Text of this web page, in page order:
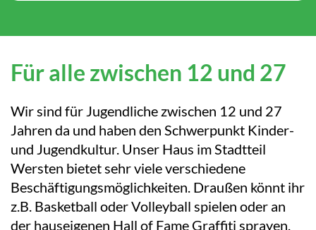
Für alle zwischen 12 und 27
Wir sind für Jugendliche zwischen 12 und 27
Jahren da und haben den Schwerpunkt Kinder-
und Jugendkultur. Unser Haus im Stadtteil
Wersten bietet sehr viele verschiedene
Beschäftigungsmöglichkeiten. Draußen könnt ihr
z.B. Basketball oder Volleyball spielen oder an
der hauseigenen Hall of Fame Graffiti sprayen.